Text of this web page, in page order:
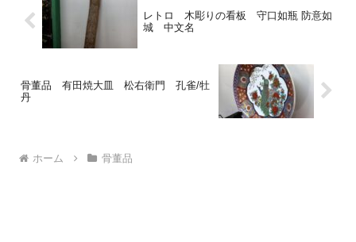
レトロ 木彫りの看板 守口如瓶 防意如
城 中文名
骨董品 有田焼大皿 松右衛門 孔雀/牡
丹
ホーム 骨董品